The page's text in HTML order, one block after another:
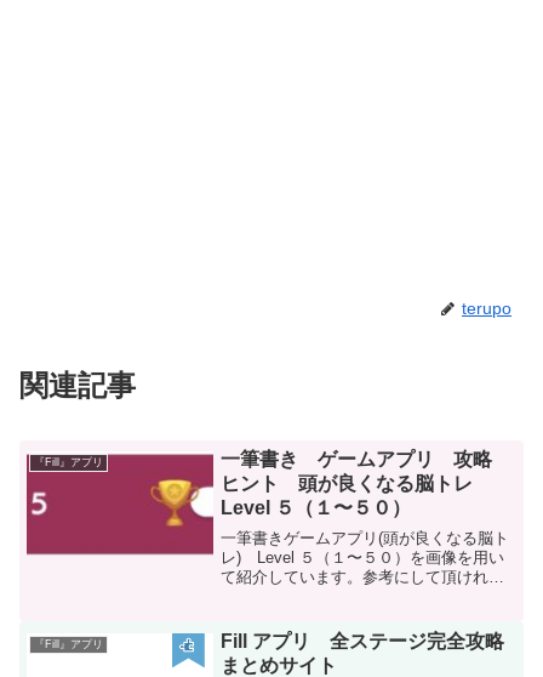
terupo
関連記事
『Fill』アプリ
一筆書き ゲームアプリ 攻略
ヒント 頭が良くなる脳トレ
Level ５（１〜５０）
一筆書きゲームアプリ(頭が良くなる脳ト
レ) Level ５（１〜５０）を画像を用い
て紹介しています。参考にして頂ければ
『Fill』アプリ
Fill アプリ 全ステージ完全攻略
まとめサイト